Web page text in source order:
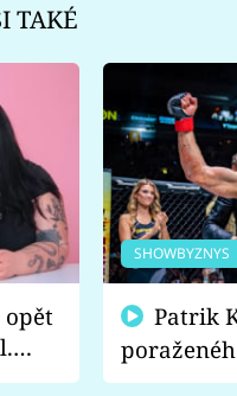
TAKÉ
opět
a
SHOWBYZNYS
fanoušci